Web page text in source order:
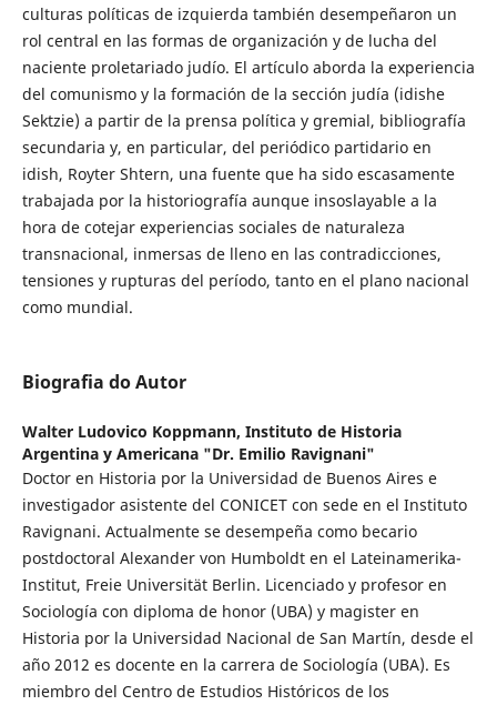
culturas políticas de izquierda también desempeñaron un
rol central en las formas de organización y de lucha del
naciente proletariado judío. El artículo aborda la experiencia
del comunismo y la formación de la sección judía (idishe
Sektzie) a partir de la prensa política y gremial, bibliografía
secundaria y, en particular, del periódico partidario en
idish, Royter Shtern, una fuente que ha sido escasamente
trabajada por la historiografía aunque insoslayable a la
hora de cotejar experiencias sociales de naturaleza
transnacional, inmersas de lleno en las contradicciones,
tensiones y rupturas del período, tanto en el plano nacional
como mundial.
Biografia do Autor
Walter Ludovico Koppmann, Instituto de Historia
Argentina y Americana "Dr. Emilio Ravignani"
Doctor en Historia por la Universidad de Buenos Aires e
investigador asistente del CONICET con sede en el Instituto
Ravignani. Actualmente se desempeña como becario
postdoctoral Alexander von Humboldt en el Lateinamerika-
Institut, Freie Universität Berlin. Licenciado y profesor en
Sociología con diploma de honor (UBA) y magister en
Historia por la Universidad Nacional de San Martín, desde el
año 2012 es docente en la carrera de Sociología (UBA). Es
miembro del Centro de Estudios Históricos de los